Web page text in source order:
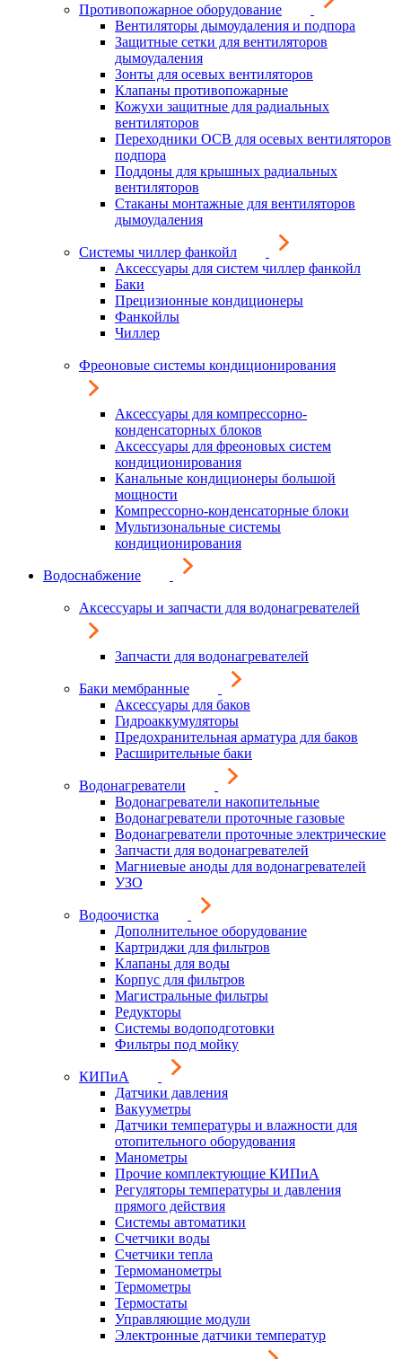
Противопожарное оборудование
Вентиляторы дымоудаления и подпора
Защитные сетки для вентиляторов
дымоудаления
Зонты для осевых вентиляторов
Клапаны противопожарные
Кожухи защитные для радиальных
вентиляторов
Переходники ОСВ для осевых вентиляторов
подпора
Поддоны для крышных радиальных
вентиляторов
Стаканы монтажные для вентиляторов
дымоудаления
Системы чиллер фанкойл
Аксессуары для систем чиллер фанкойл
Баки
Прецизионные кондиционеры
Фанкойлы
Чиллер
Фреоновые системы кондиционирования
Аксессуары для компрессорно-
конденсаторных блоков
Аксессуары для фреоновых систем
кондиционирования
Канальные кондиционеры большой
мощности
Компрессорно-конденсаторные блоки
Мультизональные системы
кондиционирования
Водоснабжение
Аксессуары и запчасти для водонагревателей
Запчасти для водонагревателей
Баки мембранные
Аксессуары для баков
Гидроаккумуляторы
Предохранительная арматура для баков
Расширительные баки
Водонагреватели
Водонагреватели накопительные
Водонагреватели проточные газовые
Водонагреватели проточные электрические
Запчасти для водонагревателей
Магниевые аноды для водонагревателей
УЗО
Водоочистка
Дополнительное оборудование
Картриджи для фильтров
Клапаны для воды
Корпус для фильтров
Магистральные фильтры
Редукторы
Системы водоподготовки
Фильтры под мойку
КИПиА
Датчики давления
Вакууметры
Датчики температуры и влажности для
отопительного оборудования
Манометры
Прочие комплектующие КИПиА
Регуляторы температуры и давления
прямого действия
Системы автоматики
Счетчики воды
Счетчики тепла
Термоманометры
Термометры
Термостаты
Управляющие модули
Электронные датчики температур